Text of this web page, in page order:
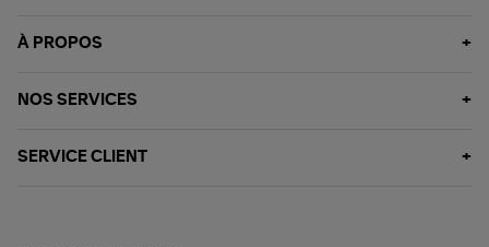
À PROPOS
NOS SERVICES
SERVICE CLIENT